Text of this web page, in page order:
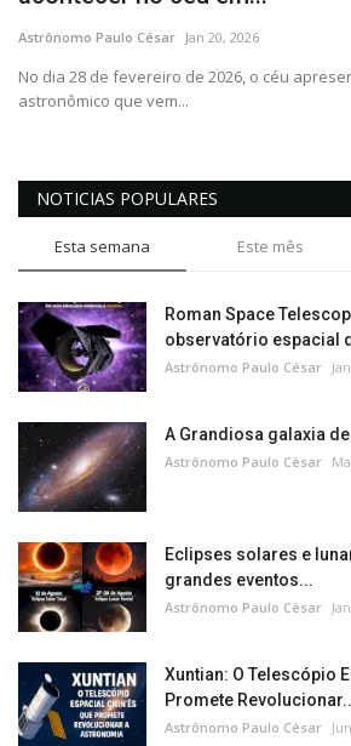
Astrônomo Paulo César Jan 20, 2026
No dia 28 de fevereiro de 2026, o céu
astronômico que vem...
NOTICIAS POPULARES
Esta semana Este mês
Roman Space
observatório espacial
Astrônomo Paulo César
A Grandiosa galaxia
Astrônomo Paulo César
Eclipses solares e
grandes eventos...
Astrônomo Paulo César
Xuntian: O Telescópio
Promete
Astrônomo Paulo César